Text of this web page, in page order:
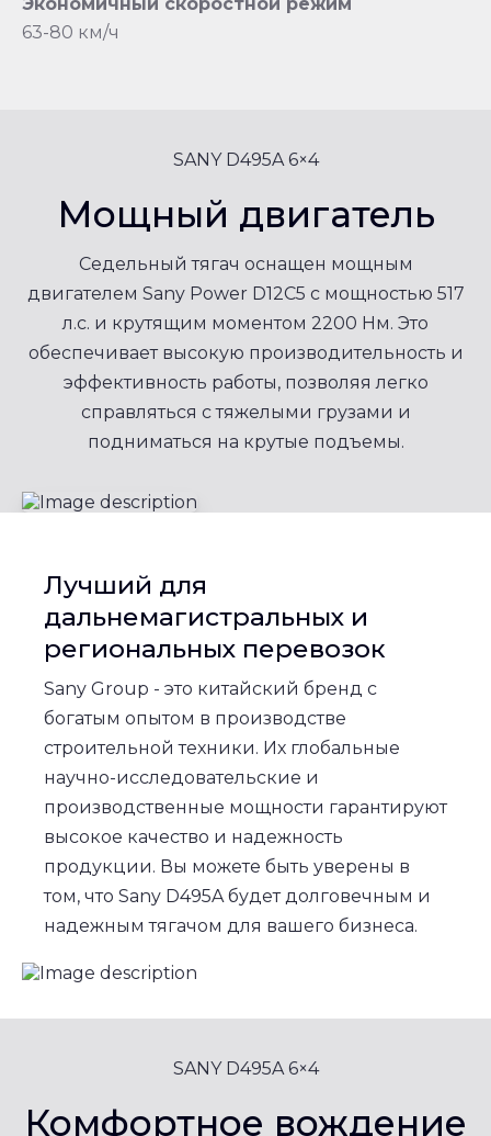
63-80 км/ч
SANY D495A 6×4
Мощный двигатель
Седельный тягач оснащен мощным
двигателем Sany Power D12C5 с мощностью 517
л.с. и крутящим моментом 2200 Нм. Это
обеспечивает высокую производительность и
эффективность работы, позволяя легко
справляться с тяжелыми грузами и
подниматься на крутые подъемы.
Лучший для
дальнемагистральных и
региональных перевозок
Sany Group - это китайский бренд с
богатым опытом в производстве
строительной техники. Их глобальные
научно-исследовательские и
производственные мощности гарантируют
высокое качество и надежность
продукции. Вы можете быть уверены в
том, что Sany D495A будет долговечным и
надежным тягачом для вашего бизнеса.
SANY D495A 6×4
Комфортное вождение